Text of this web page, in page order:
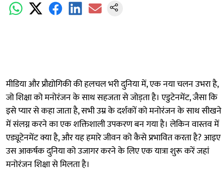
मीडिया और प्रौद्योगिकी की हलचल भरी दुनिया में, एक नया चलन उभरा है,
जो शिक्षा को मनोरंजन के साथ सहजता से जोड़ता है। एडुटेनमेंट, जैसा कि
इसे प्यार से कहा जाता है, सभी उम्र के दर्शकों को मनोरंजन के साथ सीखने
में संलग्न करने का एक शक्तिशाली उपकरण बन गया है। लेकिन वास्तव में
एड्यूटेनमेंट क्या है, और यह हमारे जीवन को कैसे प्रभावित करता है? आइए
उस आकर्षक दुनिया को उजागर करने के लिए एक यात्रा शुरू करें जहां
मनोरंजन शिक्षा से मिलता है।